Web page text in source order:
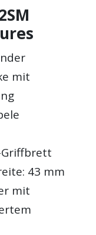
mit
43 mm
mit